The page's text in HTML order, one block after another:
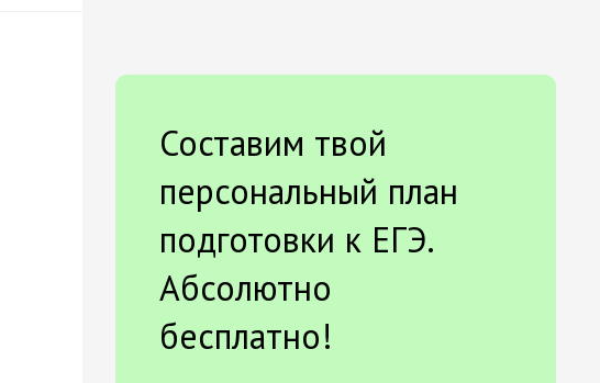
Составим твой
персональный план
подготовки к ЕГЭ.
Абсолютно
бесплатно!